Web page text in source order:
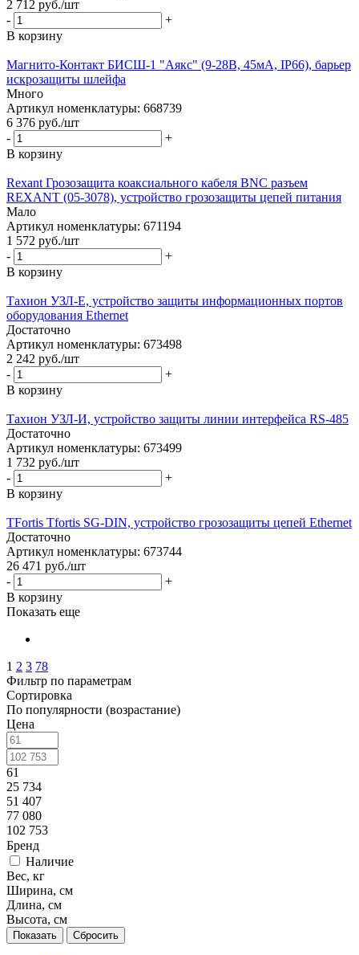
2 712 руб./шт
-
+
В корзину
Магнито-Контакт БИСШ-1 "Аякс" (9-28В, 45мА, IP66), барьер
искрозащиты шлейфа
Много
Артикул номенклатуры: 668739
6 376 руб./шт
-
+
В корзину
Rexant Грозозащита коаксиального кабеля BNC разъем
REXANT (05-3078), устройство грозозащиты цепей питания
Мало
Артикул номенклатуры: 671194
1 572 руб./шт
-
+
В корзину
Тахион УЗЛ-Е, устройство защиты информационных портов
оборудования Ethernet
Достаточно
Артикул номенклатуры: 673498
2 242 руб./шт
-
+
В корзину
Тахион УЗЛ-И, устройство защиты линии интерфейса RS-485
Достаточно
Артикул номенклатуры: 673499
1 732 руб./шт
-
+
В корзину
TFortis Tfortis SG-DIN, устройство грозозащиты цепей Ethernet
Достаточно
Артикул номенклатуры: 673744
26 471 руб./шт
-
+
В корзину
Показать еще
1 2 3 78
Фильтр по параметрам
Сортировка
По популярности (возрастание)
Цена
61
25 734
51 407
77 080
102 753
Бренд
Наличие
Вес, кг
Ширина, см
Длина, см
Высота, см
Сбросить